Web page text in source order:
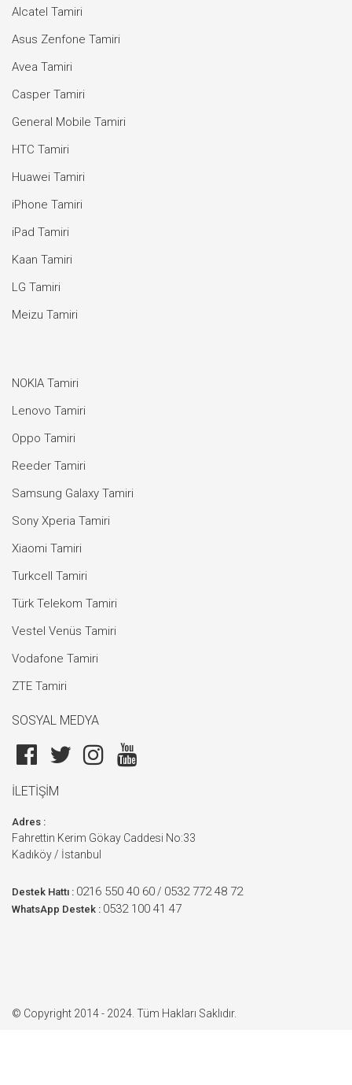
Alcatel Tamiri
Asus Zenfone Tamiri
Avea Tamiri
Casper Tamiri
General Mobile Tamiri
HTC Tamiri
Huawei Tamiri
iPhone Tamiri
iPad Tamiri
Kaan Tamiri
LG Tamiri
Meizu Tamiri
NOKIA Tamiri
Lenovo Tamiri
Oppo Tamiri
Reeder Tamiri
Samsung Galaxy Tamiri
Sony Xperia Tamiri
Xiaomi Tamiri
Turkcell Tamiri
Türk Telekom Tamiri
Vestel Venüs Tamiri
Vodafone Tamiri
ZTE Tamiri
SOSYAL MEDYA
İLETİŞİM
Adres :
Fahrettin Kerim Gökay Caddesi No:33
Kadıköy / İstanbul
Destek Hattı : 0216 550 40 60 / 0532 772 48 72
WhatsApp Destek : 0532 100 41 47
© Copyright 2014 - 2024. Tüm Hakları Saklıdır.